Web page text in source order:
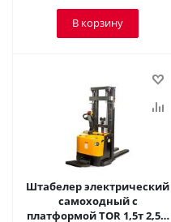
В корзину
Штабелер электрический
самоходный с
платформой TOR 1,5т 2,5м